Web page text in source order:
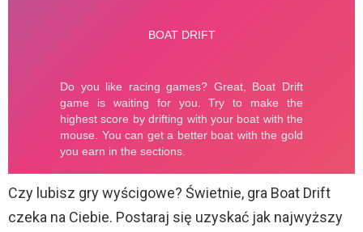
Czy lubisz gry wyścigowe? Świetnie, gra Boat Drift
czeka na Ciebie. Postaraj się uzyskać jak najwyższy